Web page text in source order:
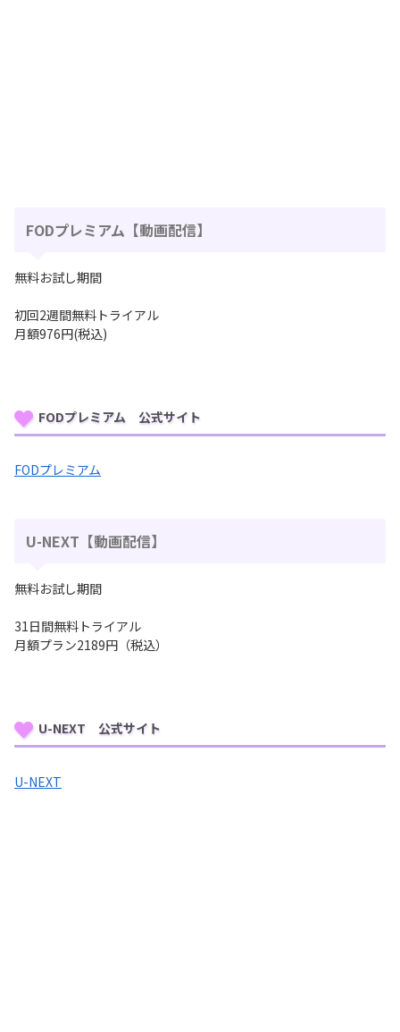
FODプレミアム【動画配信】
無料お試し期間
初回2週間無料トライアル
月額976円(税込)
FODプレミアム 公式サイト
FODプレミアム
U-NEXT【動画配信】
無料お試し期間
31日間無料トライアル
月額プラン2189円（税込）
U-NEXT 公式サイト
U-NEXT